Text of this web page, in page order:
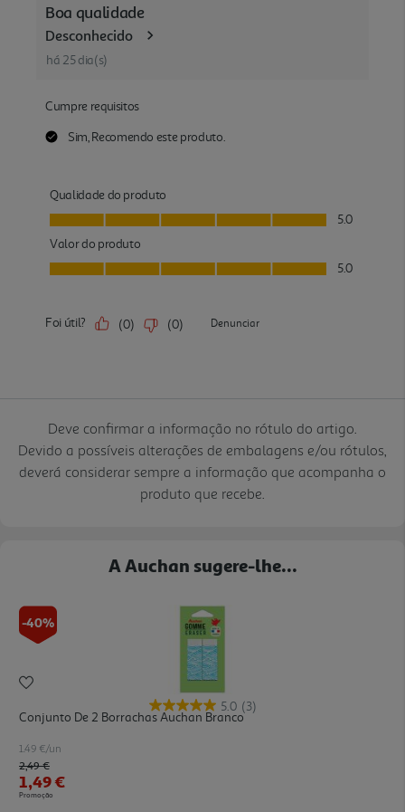
Deve confirmar a informação no rótulo do artigo.
Devido a possíveis alterações de embalagens e/ou rótulos,
deverá considerar sempre a informação que acompanha o
produto que recebe.
A Auchan sugere-lhe...
-40%
5.0 (3)
Conjunto De 2 Borrachas Auchan Branco
1.49 €/un
Price reduced from
2,49 €to
1,49 €
Promoção